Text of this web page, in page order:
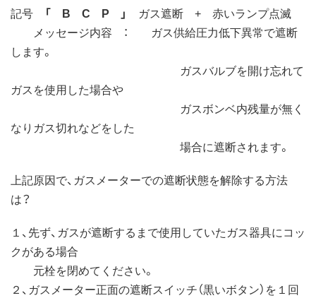
記号
「 B C P 」
ガス遮断 + 赤いランプ点滅
メッセージ内容 ： ガス供給圧力低下異常で遮断
します。
ガスバルブを開け忘れて
ガスを使用した場合や
ガスボンベ内残量が無く
なりガス切れなどをした
場合に遮断されます。
上記原因で、ガスメーターでの遮断状態を解除する方法
は？
１、先ず、ガスが遮断するまで使用していたガス器具にコッ
クがある場合
元栓を閉めてください。
２、ガスメーター正面の遮断スイッチ（黒いボタン）を１回